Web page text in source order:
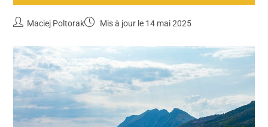
Maciej Poltorak Mis à jour le 14 mai 2025